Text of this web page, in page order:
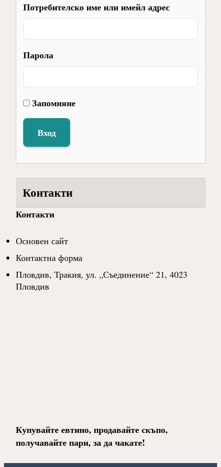
Потребителско име или имейл адрес
Парола
Запомняне
Вход
Контакти
Контакти
Основен сайт
Контактна форма
Пловдив, Тракия, ул. „Съединение“ 21, 4023
Пловдив
Купувайте евтино, продавайте скъпо,
получавайте пари, за да чакате!